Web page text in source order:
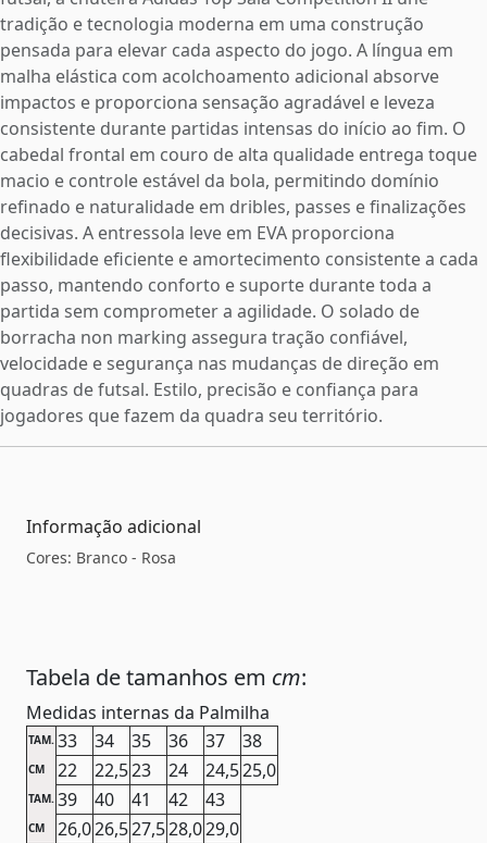
tradição e tecnologia moderna em uma construção
pensada para elevar cada aspecto do jogo. A língua em
malha elástica com acolchoamento adicional absorve
impactos e proporciona sensação agradável e leveza
consistente durante partidas intensas do início ao fim. O
cabedal frontal em couro de alta qualidade entrega toque
macio e controle estável da bola, permitindo domínio
refinado e naturalidade em dribles, passes e finalizações
decisivas. A entressola leve em EVA proporciona
flexibilidade eficiente e amortecimento consistente a cada
passo, mantendo conforto e suporte durante toda a
partida sem comprometer a agilidade. O solado de
borracha non marking assegura tração confiável,
velocidade e segurança nas mudanças de direção em
quadras de futsal. Estilo, precisão e confiança para
jogadores que fazem da quadra seu território.
Informação adicional
Cores: Branco - Rosa
Tabela de tamanhos em cm:
Medidas internas da Palmilha
TAM. 33 34 35 36 37 38
CM 22 22,523 24 24,525,0
TAM. 39 40 41 42 43
CM 26,026,527,528,029,0